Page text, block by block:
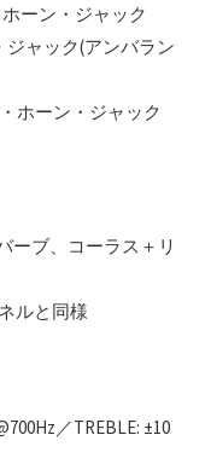
ーン・ジャック
ジャック(アンバラン
ホーン・ジャック
ーブ、コーラス＋リ
ルと同様
／TREBLE: ±10